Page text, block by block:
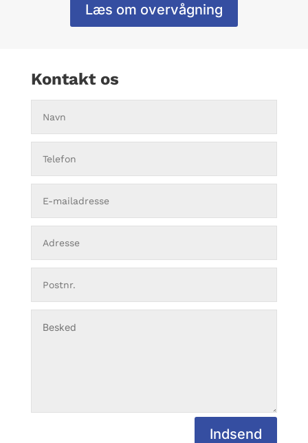
Læs om overvågning
Kontakt os
Indsend